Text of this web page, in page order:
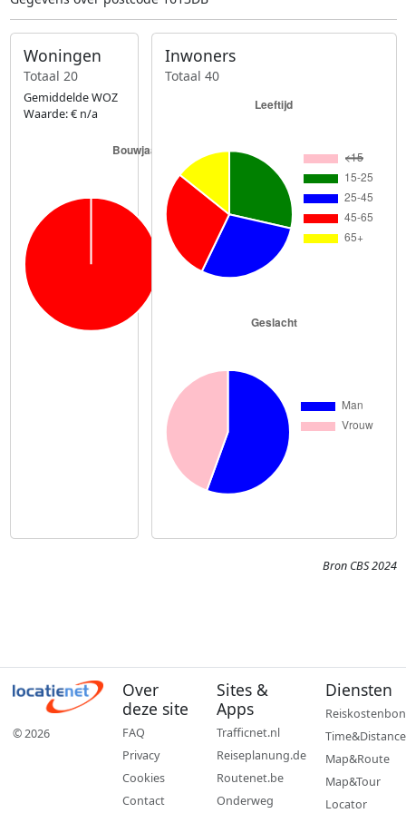
Woningen
Totaal 20
Gemiddelde WOZ
Waarde: € n/a
Inwoners
Totaal 40
Bron CBS 2024
© 2026
Over
deze site
FAQ
Privacy
Cookies
Contact
Sites &
Apps
Trafficnet.nl
Reiseplanung.de
Routenet.be
Onderweg
Diensten
Reiskostenbon
Time&Distance
Map&Route
Map&Tour
Locator